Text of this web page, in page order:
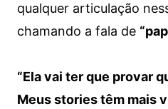
qualquer articulação
chamando a fala de
“Ela vai ter que provar
Meus stories têm mais